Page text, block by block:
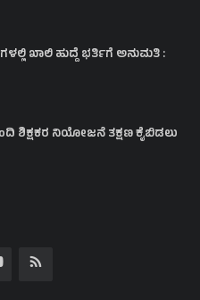
ಖಾಲಿ ಹುದ್ದೆ ಭರ್ತಿಗೆ ಅನುಮತಿ :
ಶಿಕ್ಷಕರ ನಿಯೋಜನೆ ತಕ್ಷಣ ಕೈಬಿಡಲು